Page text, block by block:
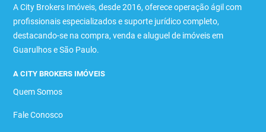
A City Brokers Imóveis, desde 2016, oferece operação ágil com
profissionais especializados e suporte jurídico completo,
destacando-se na compra, venda e aluguel de imóveis em
Guarulhos e São Paulo.
A CITY BROKERS IMÓVEIS
Quem Somos
Fale Conosco